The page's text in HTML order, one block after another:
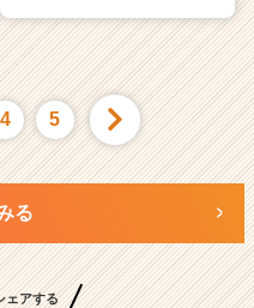
4 5
る
ェアする